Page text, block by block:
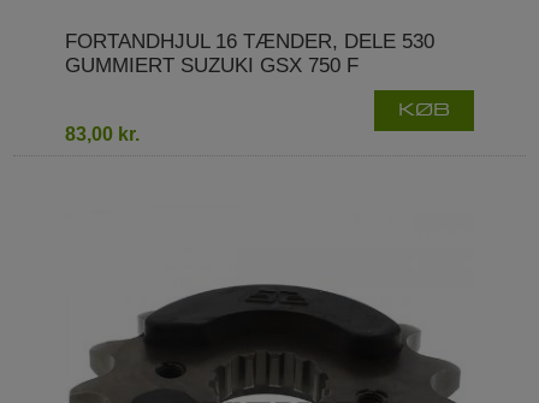
FORTANDHJUL 16 TÆNDER, DELE 530
GUMMIERT SUZUKI GSX 750 F
83,00 kr.
KØB